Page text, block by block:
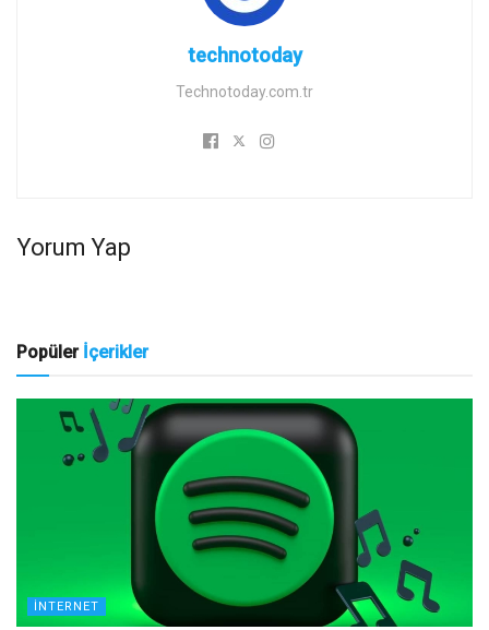
technotoday
Technotoday.com.tr
Yorum Yap
Popüler İçerikler
İNTERNET